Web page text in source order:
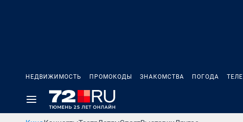
НЕДВИЖИМОСТЬ ПРОМОКОДЫ ЗНАКОМСТВА ПОГОДА